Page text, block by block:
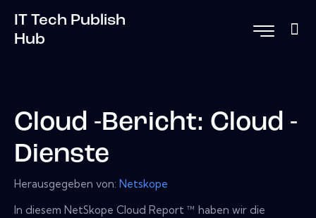
IT Tech Publish
Hub
Cloud -Bericht: Cloud -
Dienste
Herausgegeben von: Netskope
In diesem NetSkope Cloud Report ™ haben wir die